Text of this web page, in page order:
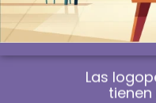
Comprender y
Parte 2
Las